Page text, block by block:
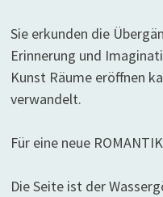
Sie erkunden die
Erinnerung und
Kunst Räume eröffnen
verwandelt.
Für eine neue
Die Seite ist der